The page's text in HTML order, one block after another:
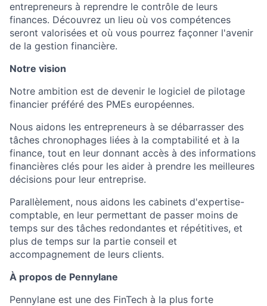
entrepreneurs à reprendre le contrôle de leurs
finances. Découvrez un lieu où vos compétences
seront valorisées et où vous pourrez façonner l'avenir
de la gestion financière.
Notre vision
Notre ambition est de devenir le logiciel de pilotage
financier préféré des PMEs européennes.
Nous aidons les entrepreneurs à se débarrasser des
tâches chronophages liées à la comptabilité et à la
finance, tout en leur donnant accès à des informations
financières clés pour les aider à prendre les meilleures
décisions pour leur entreprise.
Parallèlement, nous aidons les cabinets d'expertise-
comptable, en leur permettant de passer moins de
temps sur des tâches redondantes et répétitives, et
plus de temps sur la partie conseil et
accompagnement de leurs clients.
À propos de Pennylane
Pennylane est une des FinTech à la plus forte